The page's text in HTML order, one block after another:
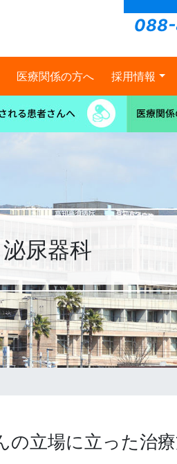
医療関係の方へ 採用情報
泌尿器科
立場に立った治